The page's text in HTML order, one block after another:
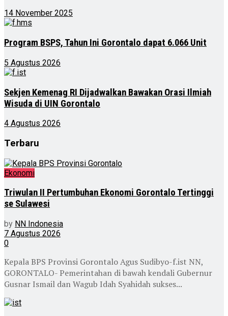
14 November 2025
Program BSPS, Tahun Ini Gorontalo dapat 6.066 Unit
5 Agustus 2026
Sekjen Kemenag RI Dijadwalkan Bawakan Orasi Ilmiah
Wisuda di UIN Gorontalo
4 Agustus 2026
Terbaru
Ekonomi
Triwulan II Pertumbuhan Ekonomi Gorontalo Tertinggi
se Sulawesi
by NN Indonesia
7 Agustus 2026
0
Kepala BPS Provinsi Gorontalo Agus Sudibyo-f.ist NN,
GORONTALO- Pemerintahan di bawah kendali Gubernur
Gusnar Ismail dan Wagub Idah Syahidah sukses...